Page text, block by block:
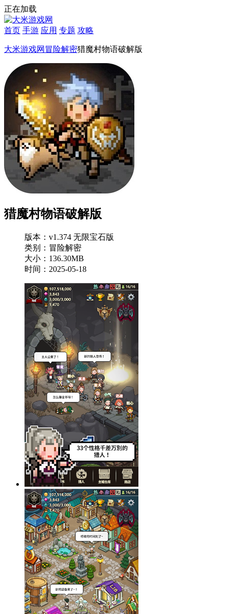
正在加载
首页 手游 应用 专题 攻略
大米游戏网 冒险解密猎魔村物语破解版
猎魔村物语破解版
版本：v1.374 无限宝石版
类别：冒险解密
大小：136.30MB
时间：2025-05-18